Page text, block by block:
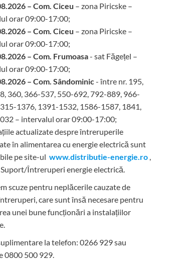
– Com. Ciceu – zona Piricske –
orar 09:00-17:00;
– Com. Ciceu – zona Piricske –
orar 09:00-17:00;
– Com. Frumoasa- sat Făgețel –
orar 09:00-17:00;
– Com. Sândominic- între nr. 195,
360, 366-537, 550-692, 792-889, 966-
1376, 1391-1532, 1586-1587, 1841,
– intervalul orar 09:00-17:00;
actualizate despre întreruperile
în alimentarea cu energie electrică sunt
pe site-ul www.distributie-energie.ro ,
Întreruperi energie electrică.
scuze pentru neplăcerile cauzate de
care sunt însă necesare pentru
unei bune funcționări a instalațiilor
la telefon: 0266 929 sau
0800 500 929.